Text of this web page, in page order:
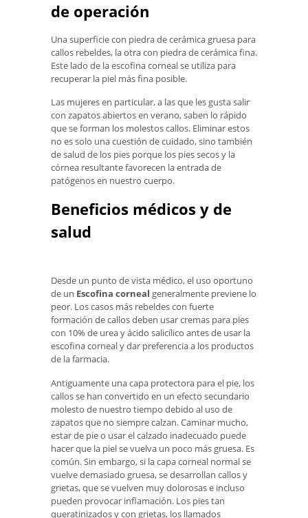
de operación
Una superficie con piedra de cerámica gruesa para
callos rebeldes, la otra con piedra de cerámica fina.
Este lado de la escofina corneal se utiliza para
recuperar la piel más fina posible.
Las mujeres en particular, a las que les gusta salir
con zapatos abiertos en verano, saben lo rápido
que se forman los molestos callos. Eliminar estos
no es solo una cuestión de cuidado, sino también
de salud de los pies porque los pies secos y la
córnea resultante favorecen la entrada de
patógenos en nuestro cuerpo.
Beneficios médicos y de
salud
Desde un punto de vista médico, el uso oportuno
de un Escofina corneal generalmente previene lo
peor. Los casos más rebeldes con fuerte
formación de callos deben usar cremas para pies
con 10% de urea y ácido salicílico antes de usar la
escofina corneal y dar preferencia a los productos
de la farmacia.
Antiguamente una capa protectora para el pie, los
callos se han convertido en un efecto secundario
molesto de nuestro tiempo debido al uso de
zapatos que no siempre calzan. Caminar mucho,
estar de pie o usar el calzado inadecuado puede
hacer que la piel se vuelva un poco más gruesa. Es
común. Sin embargo, si la capa corneal normal se
vuelve demasiado gruesa, se desarrollan callos y
grietas, que se vuelven muy dolorosas e incluso
pueden provocar inflamación. Los pies tan
queratinizados y con grietas, los llamados